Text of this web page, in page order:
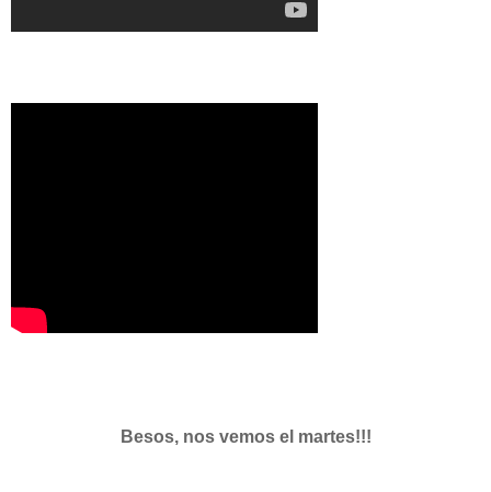
Besos, nos vemos el martes!!!